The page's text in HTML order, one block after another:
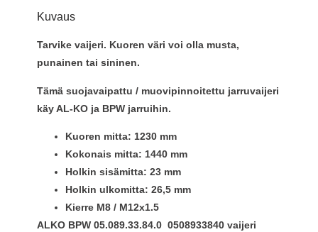
Kuvaus
Tarvike vaijeri. Kuoren väri voi olla musta,
punainen tai sininen.
Tämä suojavaipattu / muovipinnoitettu jarruvaijeri
käy AL-KO ja BPW jarruihin.
Kuoren mitta: 1230 mm
Kokonais mitta: 1440 mm
Holkin sisämitta: 23 mm
Holkin ulkomitta: 26,5 mm
Kierre M8 / M12x1.5
ALKO BPW 05.089.33.84.0 0508933840 vaijeri